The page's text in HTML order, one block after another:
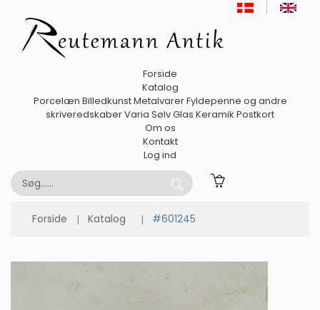
Forside
Katalog
Porcelæn BilledkunstMetalvarerFyldepenne og andre
skriveredskaberVaria SølvGlas Keramik Postkort
Om os
Kontakt
Log ind
Forside Katalog #601245